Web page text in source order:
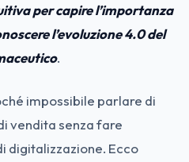
per capire l’importanza
l’evoluzione 4.0 del
.
impossibile parlare di
vendita senza fare
digitalizzazione. Ecco